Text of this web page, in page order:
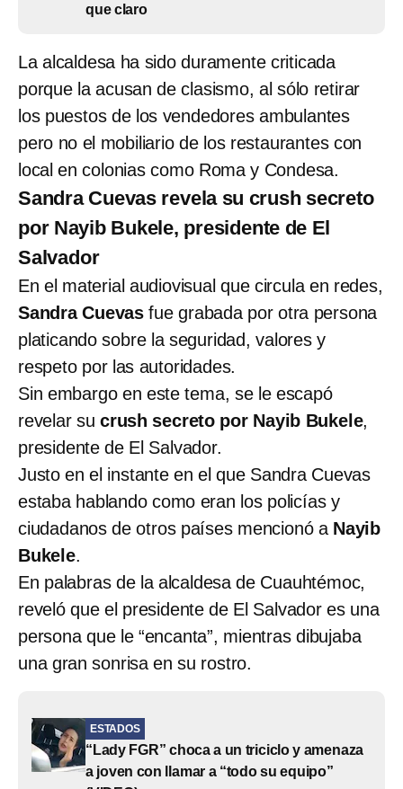
que claro
La alcaldesa ha sido duramente criticada
porque la acusan de clasismo, al sólo retirar
los puestos de los vendedores ambulantes
pero no el mobiliario de los restaurantes con
local en colonias como Roma y Condesa.
Sandra Cuevas revela su crush secreto
por Nayib Bukele, presidente de El
Salvador
En el material audiovisual que circula en redes,
Sandra Cuevas fue grabada por otra persona
platicando sobre la seguridad, valores y
respeto por las autoridades.
Sin embargo en este tema, se le escapó
revelar sucrush secreto por Nayib Bukele,
presidente de El Salvador.
Justo en el instante en el que Sandra Cuevas
estaba hablando como eran los policías y
ciudadanos de otros países mencionó a Nayib
Bukele.
En palabras de la alcaldesa de Cuauhtémoc,
reveló que el presidente de El Salvador es una
persona que le “encanta”, mientras dibujaba
una gran sonrisa en su rostro.
ESTADOS
“Lady FGR” choca a un triciclo y amenaza
a joven con llamar a “todo su equipo”